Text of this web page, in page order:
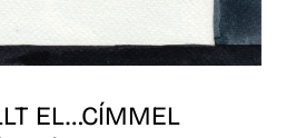
EL…CÍMMEL